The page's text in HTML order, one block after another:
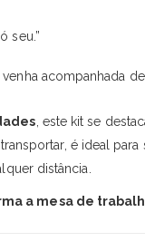
seu.”
acompanhada
, este kit se
é ideal
distância.
a mesa de